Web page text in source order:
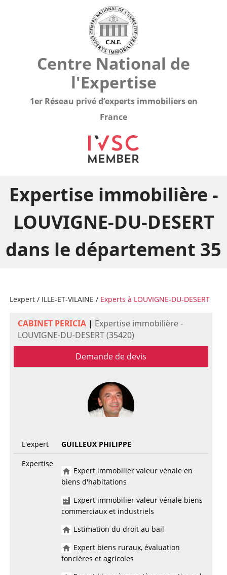
Centre National de
l'Expertise
1er Réseau privé d’experts immobiliers en
France
Expertise immobilière -
LOUVIGNE-DU-DESERT
dans le département 35
Lexpert/ ILLE-ET-VILAINE / Experts à LOUVIGNE-DU-DESERT
CABINET PERICIA| Expertise immobilière -
LOUVIGNE-DU-DESERT (35420)
Demande de devis
L'expert
GUILLEUX PHILIPPE
Expertise
Expert immobilier valeur vénale en
biens d'habitations
Expert immobilier valeur vénale biens
commerciaux et industriels
Estimation du droit au bail
Expert biens ruraux, évaluation
foncières et agricoles